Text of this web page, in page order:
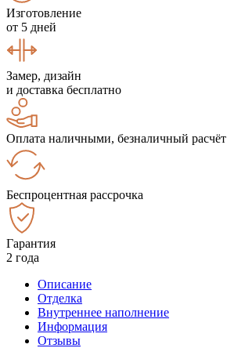
Изготовление
от 5 дней
Замер, дизайн
и доставка бесплатно
Оплата наличными, безналичный расчёт
Беспроцентная рассрочка
Гарантия
2 года
Описание
Отделка
Внутреннее наполнение
Информация
Отзывы